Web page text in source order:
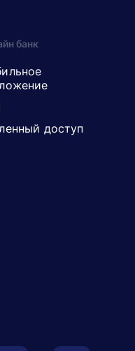
банк
доступ